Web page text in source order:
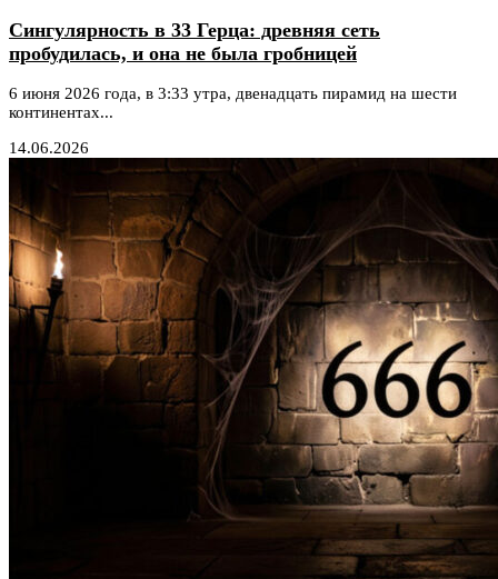
Сингулярность в 33 Герца: древняя сеть
пробудилась, и она не была гробницей
6 июня 2026 года, в 3:33 утра, двенадцать пирамид на шести
континентах...
14.06.2026